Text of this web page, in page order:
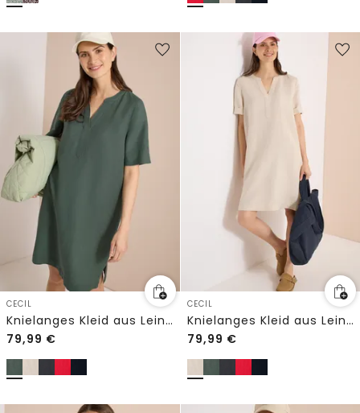
CECIL
Knielanges Kleid aus Leinenmix
79,99 €
CECIL
Knielanges Kleid aus Leinenmix
79,99 €